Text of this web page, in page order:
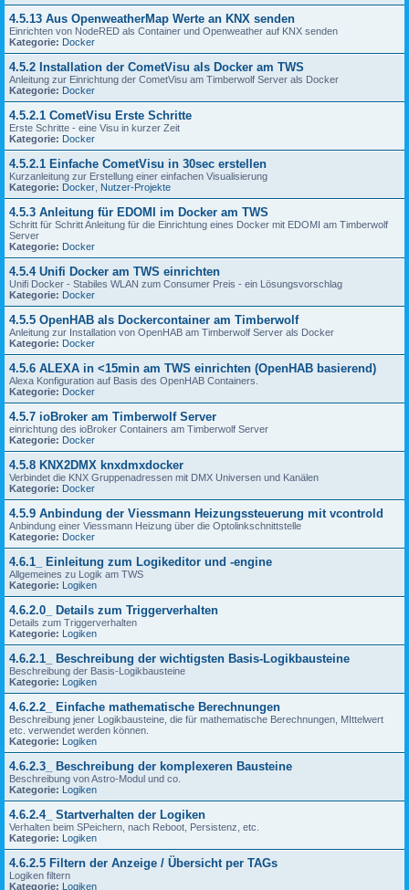
4.5.13 Aus OpenweatherMap Werte an KNX senden
Einrichten von NodeRED als Container und Openweather auf KNX senden
Kategorie: Docker
4.5.2 Installation der CometVisu als Docker am TWS
Anleitung zur Einrichtung der CometVisu am Timberwolf Server als Docker
Kategorie: Docker
4.5.2.1 CometVisu Erste Schritte
Erste Schritte - eine Visu in kurzer Zeit
Kategorie: Docker
4.5.2.1 Einfache CometVisu in 30sec erstellen
Kurzanleitung zur Erstellung einer einfachen Visualisierung
Kategorie: Docker Nutzer-Projekte
4.5.3 Anleitung für EDOMI im Docker am TWS
Schritt für Schritt Anleitung für die Einrichtung eines Docker mit EDOMI am Timberwolf
Server
Kategorie: Docker
4.5.4 Unifi Docker am TWS einrichten
Unifi Docker - Stabiles WLAN zum Consumer Preis - ein Lösungsvorschlag
Kategorie: Docker
4.5.5 OpenHAB als Dockercontainer am Timberwolf
Anleitung zur Installation von OpenHAB am Timberwolf Server als Docker
Kategorie: Docker
4.5.6 ALEXA in <15min am TWS einrichten (OpenHAB basierend)
Alexa Konfiguration auf Basis des OpenHAB Containers.
Kategorie: Docker
4.5.7 ioBroker am Timberwolf Server
einrichtung des ioBroker Containers am Timberwolf Server
Kategorie: Docker
4.5.8 KNX2DMX knxdmxdocker
Verbindet die KNX Gruppenadressen mit DMX Universen und Kanälen
Kategorie: Docker
4.5.9 Anbindung der Viessmann Heizungssteuerung mit vcontrold
Anbindung einer Viessmann Heizung über die Optolinkschnittstelle
Kategorie: Docker
4.6.1_ Einleitung zum Logikeditor und -engine
Allgemeines zu Logik am TWS
Kategorie: Logiken
4.6.2.0_ Details zum Triggerverhalten
Details zum Triggerverhalten
Kategorie: Logiken
4.6.2.1_ Beschreibung der wichtigsten Basis-Logikbausteine
Beschreibung der Basis-Logikbausteine
Kategorie: Logiken
4.6.2.2_ Einfache mathematische Berechnungen
Beschreibung jener Logikbausteine, die für mathematische Berechnungen, MIttelwert
etc. verwendet werden können.
Kategorie: Logiken
4.6.2.3_ Beschreibung der komplexeren Bausteine
Beschreibung von Astro-Modul und co.
Kategorie: Logiken
4.6.2.4_ Startverhalten der Logiken
Verhalten beim SPeichern, nach Reboot, Persistenz, etc.
Kategorie: Logiken
4.6.2.5 Filtern der Anzeige / Übersicht per TAGs
Logiken filtern
Kategorie: Logiken